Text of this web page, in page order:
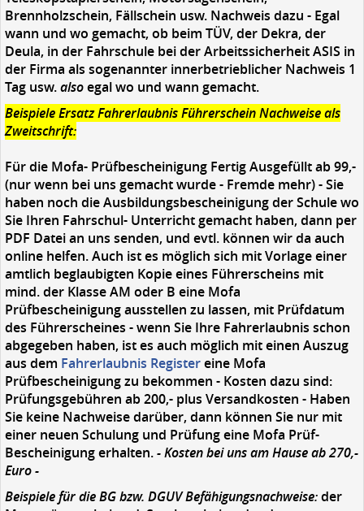
Brennholzschein, Fällschein usw. Nachweis dazu - Egal
wann und wo gemacht, ob beim TÜV, der Dekra, der
Deula, in der Fahrschule bei der Arbeitssicherheit ASIS in
der Firma als sogenannter innerbetrieblicher Nachweis 1
Tag usw.alsoegal wo und wann gemacht.
Beispiele Ersatz Fahrerlaubnis Führerschein Nachweise als
Zweitschrift:
Für die Mofa- Prüfbescheinigung Fertig Ausgefüllt ab 99,-
(nur wenn bei uns gemacht wurde - Fremde mehr) - Sie
haben noch die Ausbildungsbescheinigung der Schule wo
Sie Ihren Fahrschul- Unterricht gemacht haben, dann per
PDF Datei an uns senden, und evtl. können wir da auch
online helfen. Auch ist es möglich sich mit Vorlage einer
amtlich beglaubigten Kopie eines Führerscheins mit
mind. der Klasse AM oder B eine Mofa
Prüfbescheinigung ausstellen zu lassen, mit Prüfdatum
des Führerscheines - wenn Sie Ihre Fahrerlaubnis schon
abgegeben haben, ist es auch möglich mit einen Auszug
aus dem Fahrerlaubnis Registereine Mofa
Prüfbescheinigung zu bekommen - Kosten dazu sind:
Prüfungsgebühren ab 200,- plus Versandkosten - Haben
Sie keine Nachweise darüber, dann können Sie nur mit
einer neuen Schulung und Prüfung eine Mofa Prüf-
Bescheinigung erhalten.- Kosten bei uns am Hause ab 270,-
Euro -
Beispiele für die BG bzw. DGUV Befähigungsnachweise:der